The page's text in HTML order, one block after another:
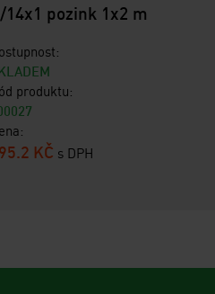
14x1 pozink 1x2 m
produktu:
KČ s DPH